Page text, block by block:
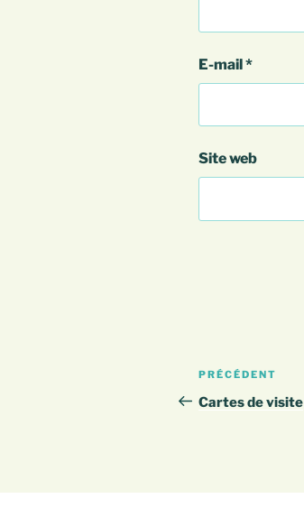
E-mail*
Site web
Navigation
de
Article
précédent
PRÉCÉDENT
Cartes de visite